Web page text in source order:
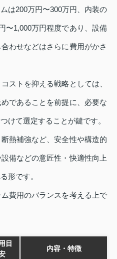
は200万円〜300万円、内装の
〜1,000万円程度であり、設備
わせなどはさらに費用がかさ
ストを抑える戦略としては、
であることを前提に、必要な
けて選定することが鍵です。
熱補強など、安全性や構造的
備などの意匠性・快適性向上
形です。
費用のバランスを考える上で
目
内容・特徴